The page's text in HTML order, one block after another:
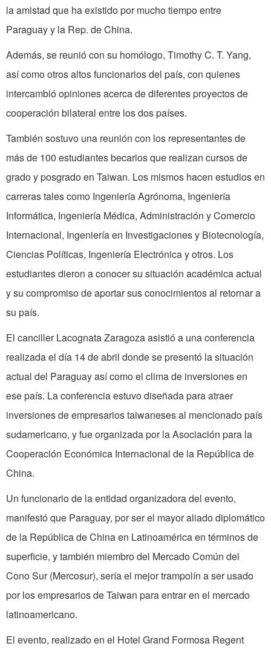
la amistad que ha existido por mucho tiempo entre
Paraguay y la Rep. de China.
Además, se reunió con su homólogo, Timothy C. T. Yang,
asícomootros altos funcionariosdel país, con quienes
intercambió opiniones acerca de diferentes proyectos de
cooperación bilateral entre los dos países.
También sostuvo una reunión con los representantes de
más de 100 estudiantes becarios que realizan cursos de
grado y posgrado en Taiwan. Los mismos hacen estudios en
carreras tales como Ingeniería Agrónoma, Ingeniería
Informática, Ingeniería Médica, Administración y Comercio
Internacional, Ingeniería en Investigaciones y Biotecnología,
Ciencias Políticas, Ingeniería Electrónica y otros. Los
estudiantes dieron a conocer su situación académica actual
y su compromiso de aportar sus conocimientos al retornar a
su país.
El canciller Lacognata Zaragoza asistió a una conferencia
realizada el día 14 de abril donde se presentó la situación
actual del Paraguay asícomoel clima de inversiones en
ese país. La conferencia estuvo diseñada para atraer
inversiones de empresarios taiwaneses al mencionado país
sudamericano, y fue organizada porla Asociación para la
Cooperación Económica Internacional de la Repúblicade
China.
Un funcionario de la entidad organizadora del evento,
manifestó que Paraguay, por ser el mayor aliado diplomático
de la Repúblicade China en Latinoamérica en términos de
superficie, y también miembro del Mercado Común del
Cono Sur (Mercosur), sería el mejor trampolín a ser usado
por los empresarios de Taiwan para entrar en el mercado
latinoamericano.
El evento, realizado en el Hotel Grand Formosa Regent